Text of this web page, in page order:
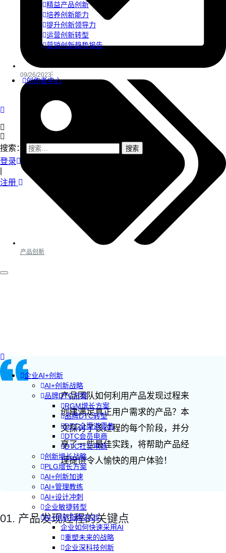
精益产品创新
培养创新能力
提升创新领导力
运营创新转型
营销创新趋势报告
创作者中心
搜索：
登录
注册
企业AI+创新
AI+创新战略
品牌DTC方案
RGM增长方案
品牌DTC转型
DTC全渠道零售
DTC会员电商
DTC社交电商
创新增长战略
PLG增长方案
AI+创新加速
AI+管理教练
AI+设计冲刺
企业敏捷转型
AI+创新指南2025
企业如何快速采用AI
重塑未来的战略
企业深科技创新
09/26/2023
产品创新
产品团队如何利用产品发现过程来
创建满足真正用户需求的产品？本
文探讨了该过程的每个阶段，并分
享了一些最佳实践，将帮助产品经
理提供令人愉快的用户体验！
01. 产品发现过程的关键点